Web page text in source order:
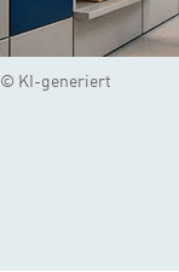
© KI-generiert